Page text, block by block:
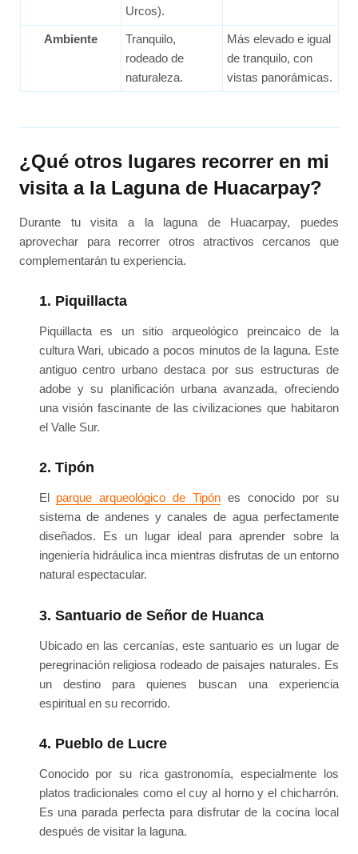
Urcos).
Ambiente
Tranquilo,
rodeado de
naturaleza.
Más elevado e igual
de tranquilo, con
vistas panorámicas.
¿Qué otros lugares recorrer en mi
visita a la Laguna de Huacarpay?
Durante tu visita a la laguna de Huacarpay, puedes
aprovechar para recorrer otros atractivos cercanos que
complementarán tu experiencia.
1. Piquillacta
Piquillacta es un sitio arqueológico preincaico de la
cultura Wari, ubicado a pocos minutos de la laguna. Este
antiguo centro urbano destaca por sus estructuras de
adobe y su planificación urbana avanzada, ofreciendo
una visión fascinante de las civilizaciones que habitaron
el Valle Sur.
2. Tipón
El parque arqueológico de Tipón es conocido por su
sistema de andenes y canales de agua perfectamente
diseñados. Es un lugar ideal para aprender sobre la
ingeniería hidráulica inca mientras disfrutas de un entorno
natural espectacular.
3. Santuario de Señor de Huanca
Ubicado en las cercanías, este santuario es un lugar de
peregrinación religiosa rodeado de paisajes naturales. Es
un destino para quienes buscan una experiencia
espiritual en su recorrido.
4. Pueblo de Lucre
Conocido por su rica gastronomía, especialmente los
platos tradicionales como el cuy al horno y el chicharrón.
Es una parada perfecta para disfrutar de la cocina local
después de visitar la laguna.